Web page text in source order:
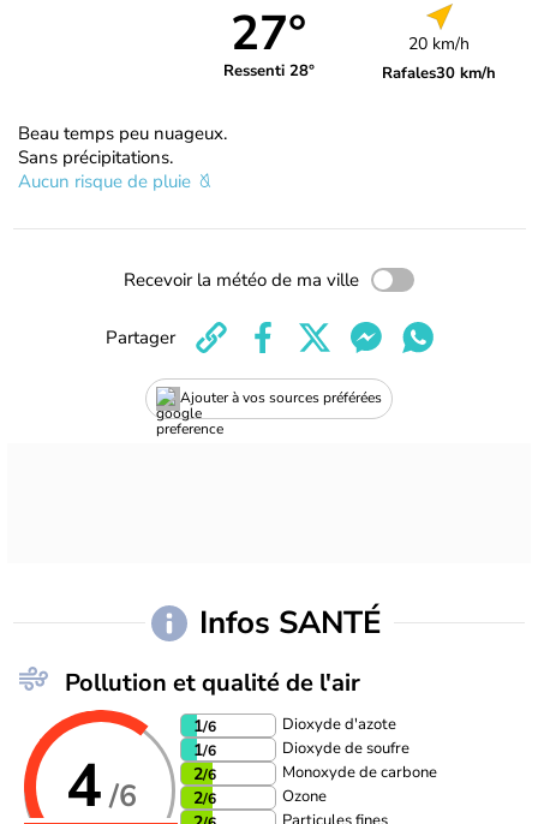
27°
Ressenti 28°
20 km/h
Rafales30 km/h
Beau temps peu nuageux.
Sans précipitations.
Aucun risque de pluie
Recevoir la météo de ma ville
Ajouter à vos sources préférées
Partager
Infos SANTÉ
Pollution et qualité de l'air
4/6
1/6 Dioxyde d'azote
1/6 Dioxyde de soufre
2/6 Monoxyde de carbone
2/6 Ozone